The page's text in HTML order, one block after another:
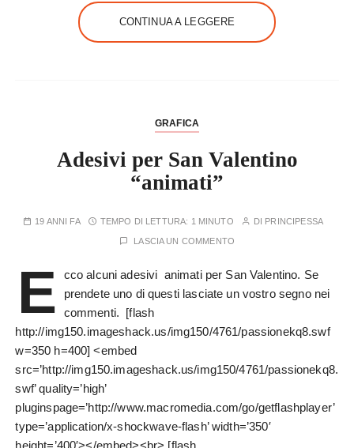
CONTINUA A LEGGERE
GRAFICA
Adesivi per San Valentino
“animati”
19 ANNI FA TEMPO DI LETTURA: 1 MINUTO DI PRINCIPESSA
LASCIA UN COMMENTO
E
cco alcuni adesivi animati per San Valentino. Se
prendete uno di questi lasciate un vostro segno nei
commenti. [flash
http://img150.imageshack.us/img150/4761/passionekq8.swf
w=350 h=400] <embed
src=’http://img150.imageshack.us/img150/4761/passionekq8.
swf’ quality=’high’
pluginspage=’http://www.macromedia.com/go/getflashplayer’
type=’application/x-shockwave-flash’ width=’350′
height=’400′></embed><br> [flash